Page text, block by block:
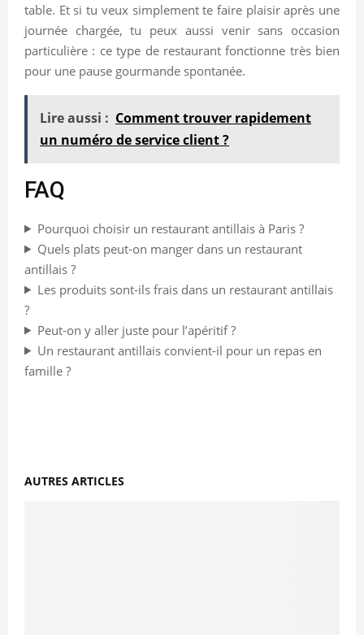
table. Et si tu veux simplement te faire plaisir après une
journée chargée, tu peux aussi venir sans occasion
particulière : ce type de restaurant fonctionne très bien
pour une pause gourmande spontanée.
Lire aussi : Comment trouver rapidement
un numéro de service client ?
FAQ
Pourquoi choisir un restaurant antillais à Paris ?
Quels plats peut-on manger dans un restaurant
antillais ?
Les produits sont-ils frais dans un restaurant antillais
?
Peut-on y aller juste pour l’apéritif ?
Un restaurant antillais convient-il pour un repas en
famille ?
AUTRES ARTICLES